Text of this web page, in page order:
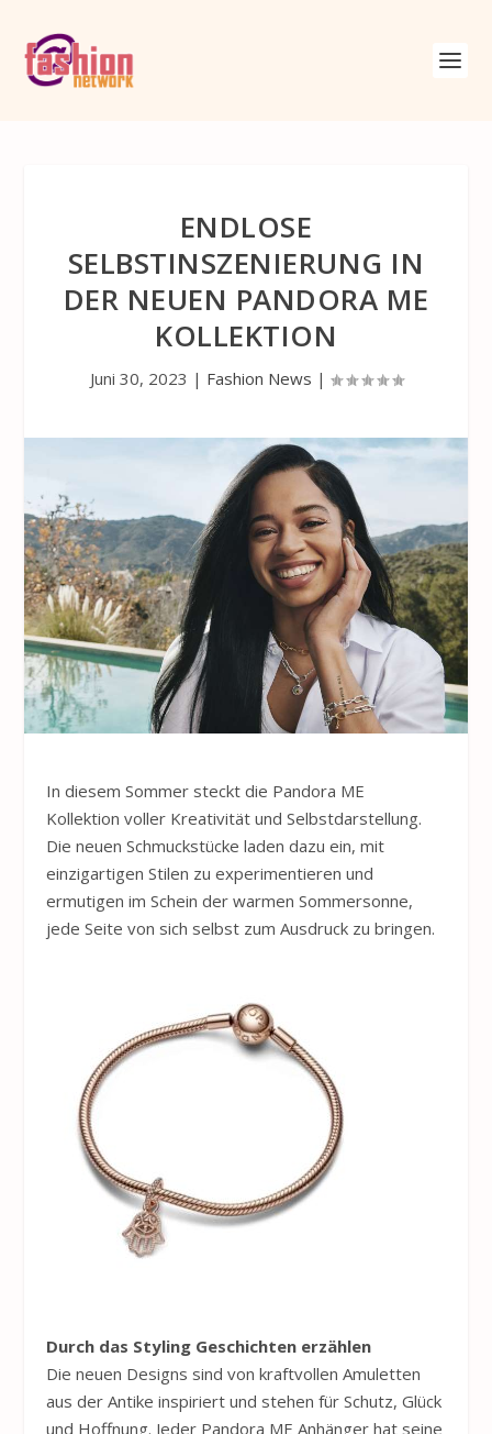
ENDLOSE
SELBSTINSZENIERUNG IN
DER NEUEN PANDORA ME
KOLLEKTION
Juni 30, 2023 | Fashion News |
In diesem Sommer steckt die Pandora ME
Kollektion voller Kreativität und Selbstdarstellung.
Die neuen Schmuckstücke laden dazu ein, mit
einzigartigen Stilen zu experimentieren und
ermutigen im Schein der warmen Sommersonne,
jede Seite von sich selbst zum Ausdruck zu bringen.
Durch das Styling Geschichten erzählen
Die neuen Designs sind von kraftvollen Amuletten
aus der Antike inspiriert und stehen für Schutz, Glück
und Ho­ffnung. Jeder Pandora ME Anhänger hat seine